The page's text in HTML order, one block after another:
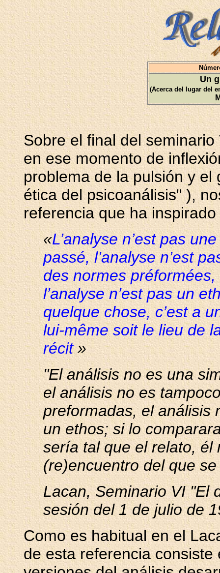
Un
(Acerca del lugar del
Sobre el final del
en ese momento de
problema de la pulsión y el
ética del psicoanálisis" ),
referencia que ha
«L’analyse n’est pas
passé, l’analyse n’est
des normes préformées,
l’analyse n’est pas un
quelque chose, c’est a
lui-même soit le lieu de
récit»
"El análisis no es una
el análisis no es
preformadas, el análisis
un ethos; si lo
sería tal que el relato, él
(re)encuentro del que
Lacan, Seminario VI "El
sesión del 1 de julio de
Como es habitual en el
de esta referencia